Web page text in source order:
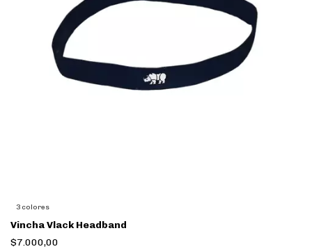
3 colores
Vincha Vlack Headband
$7.000,00